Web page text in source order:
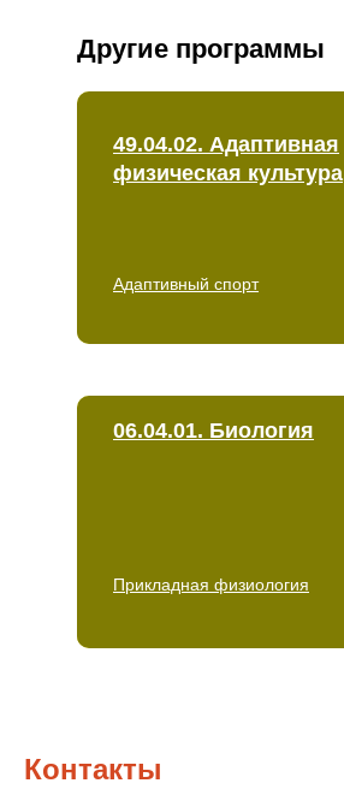
Адаптивный спорт
49.04.02. Адаптивная
физическая культура
Прикладная физиология
06.04.01. Биология
Другие программы
Контакты